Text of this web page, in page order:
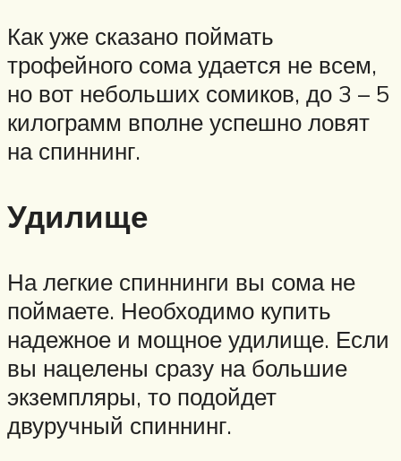
Как уже сказано поймать
трофейного сома удается не всем,
но вот небольших сомиков, до 3 – 5
килограмм вполне успешно ловят
на спиннинг.
Удилище
На легкие спиннинги вы сома не
поймаете. Необходимо купить
надежное и мощное удилище. Если
вы нацелены сразу на большие
экземпляры, то подойдет
двуручный спиннинг.